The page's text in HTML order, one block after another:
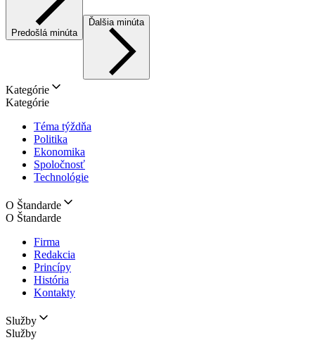
Predošlá minúta
Ďalšia minúta
Kategórie
Kategórie
Téma týždňa
Politika
Ekonomika
Spoločnosť
Technológie
O Štandarde
O Štandarde
Firma
Redakcia
Princípy
História
Kontakty
Služby
Služby